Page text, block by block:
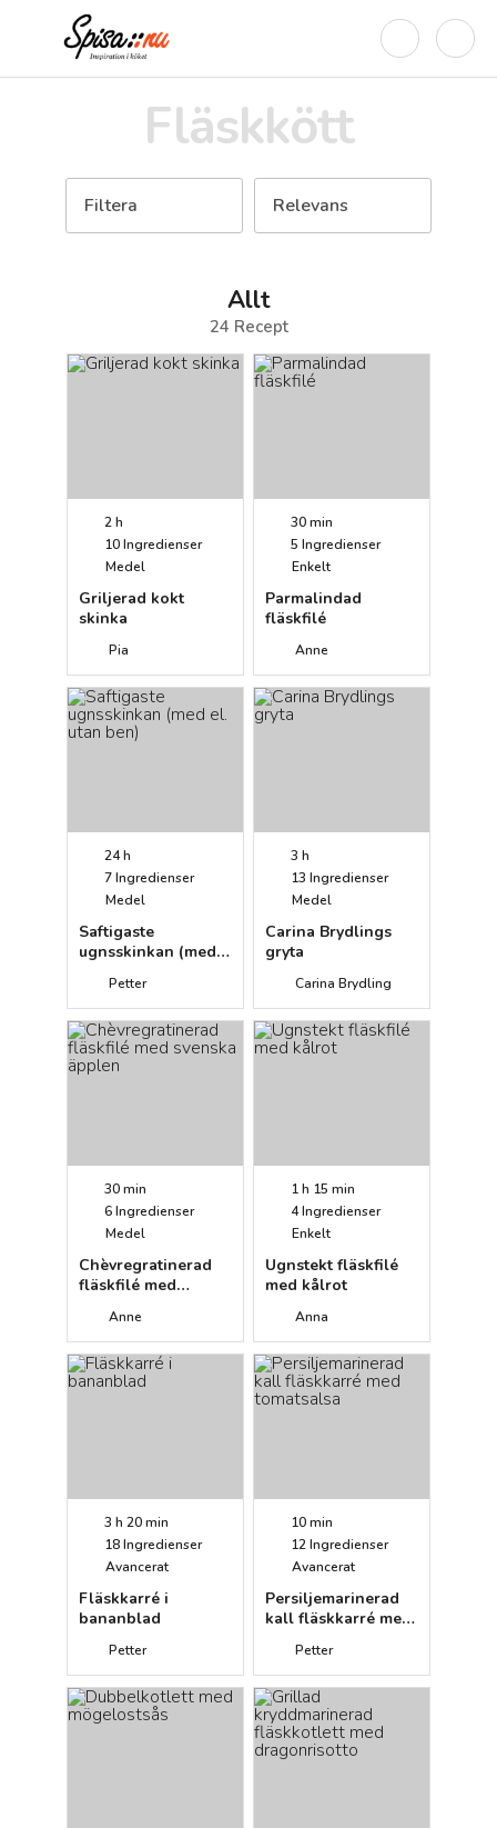
Fläskkött
Filtera Relevans
Allt
24 Recept
2 h
10Ingredienser
Medel
Griljerad kokt
skinka
Pia
30 min
5 Ingredienser
Enkelt
Parmalindad
fläskfilé
Anne
24 h
7Ingredienser
Medel
Saftigaste
ugnsskinkan (med
Petter
3 h
13 Ingredienser
Medel
Carina Brydlings
gryta
Carina Brydling
30 min
6Ingredienser
Medel
Chèvregratinerad
fläskfilé med
Anne
1 h 15 min
4Ingredienser
Enkelt
Ugnstekt fläskfilé
med kålrot
Anna
3 h 20 min
18Ingredienser
Avancerat
Fläskkarré i
bananblad
Petter
10 min
12Ingredienser
Avancerat
Persiljemarinerad
kall fläskkarré med
Petter